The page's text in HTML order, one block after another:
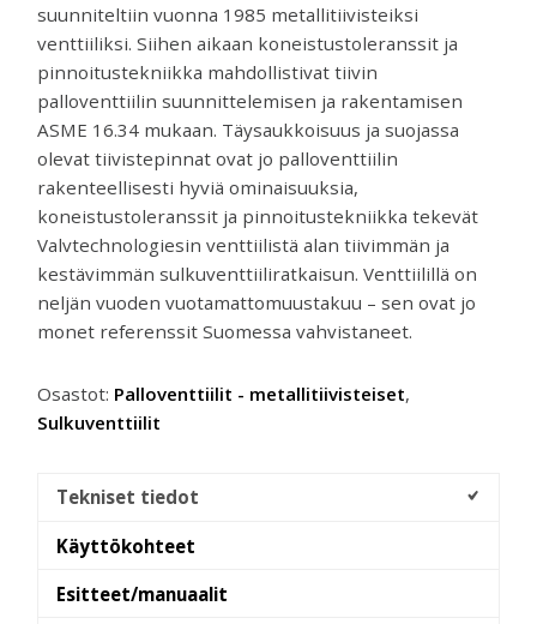
suunniteltiin vuonna 1985 metallitiivisteiksi
venttiiliksi. Siihen aikaan koneistustoleranssit ja
pinnoitustekniikka mahdollistivat tiivin
palloventtiilin suunnittelemisen ja rakentamisen
ASME 16.34 mukaan. Täysaukkoisuus ja suojassa
olevat tiivistepinnat ovat jo palloventtiilin
rakenteellisesti hyviä ominaisuuksia,
koneistustoleranssit ja pinnoitustekniikka tekevät
Valvtechnologiesin venttiilistä alan tiivimmän ja
kestävimmän sulkuventtiiliratkaisun. Venttiilillä on
neljän vuoden vuotamattomuustakuu – sen ovat jo
monet referenssit Suomessa vahvistaneet.
Osastot: Palloventtiilit - metallitiivisteiset,
Sulkuventtiilit
Tekniset tiedot
Käyttökohteet
Esitteet/manuaalit